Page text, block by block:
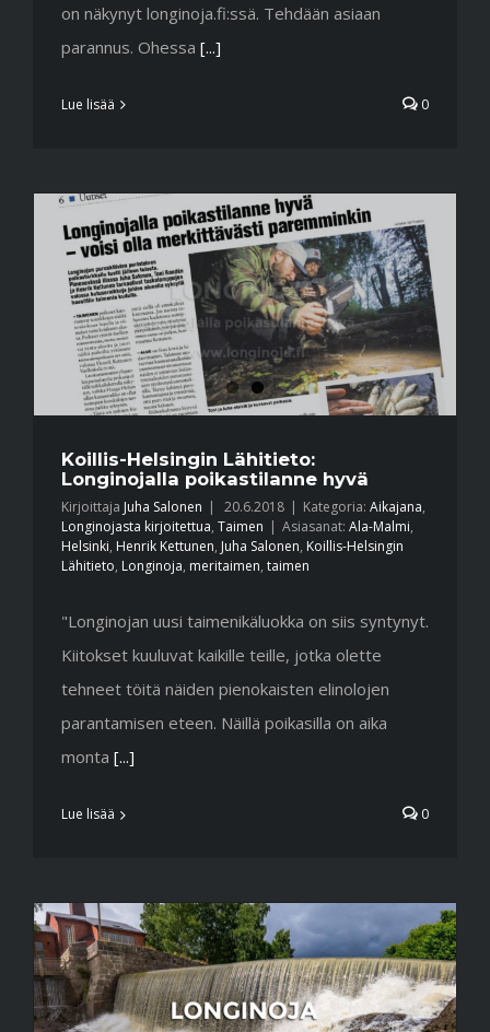
on näkynyt longinoja.fi:ssä. Tehdään asiaan
parannus. Ohessa [...]
Lue lisää 0
Koillis-Helsingin Lähitieto:
Longinojalla poikastilanne hyvä
Kirjoittaja Juha Salonen | 20.6.2018 | Kategoria: Aikajana,
Longinojasta kirjoitettua, Taimen | Asiasanat: Ala-Malmi,
Helsinki, Henrik Kettunen, Juha Salonen, Koillis-Helsingin
Lähitieto, Longinoja, meritaimen, taimen
"Longinojan uusi taimenikäluokka on siis syntynyt.
Kiitokset kuuluvat kaikille teille, jotka olette
tehneet töitä näiden pienokaisten elinolojen
parantamisen eteen. Näillä poikasilla on aika
monta [...]
Lue lisää 0